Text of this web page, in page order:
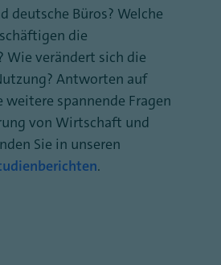
deutsche Büros? Welche
die
Wie verändert sich die
Antworten auf
weitere spannende Fragen
von Wirtschaft und
Sie in unseren
.